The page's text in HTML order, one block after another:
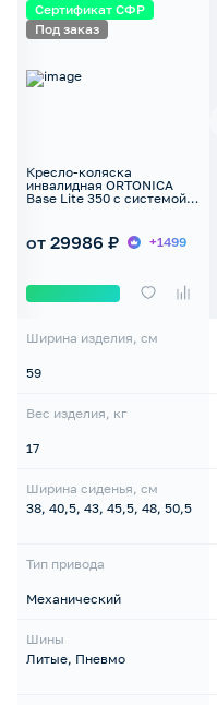
Сертификат СФР
Под заказ
Кресло-коляска
инвалидная ORTONICA
Base Lite 350 с системой
от 29986 ₽ +1499
Ширина изделия, см
59
Вес изделия, кг
17
Ширина сиденья, см
38, 40,5, 43, 45,5, 48, 50,5
Тип привода
Механический
Шины
Литые, Пневмо